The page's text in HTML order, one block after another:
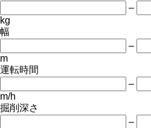
–
kg
幅
–
m
運転時間
–
m/h
掘削深さ
–